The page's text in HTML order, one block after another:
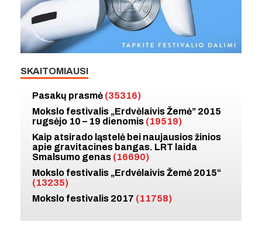
SKAITOMIAUSI
Pasakų prasmė (35316)
Mokslo festivalis „Erdvėlaivis Žemė” 2015
rugsėjo 10 – 19 dienomis (19519)
Kaip atsirado ląstelė bei naujausios žinios
apie gravitacines bangas. LRT laida
Smalsumo genas (16690)
Mokslo festivalis „Erdvėlaivis Žemė 2015“
(13235)
Mokslo festivalis 2017 (11758)